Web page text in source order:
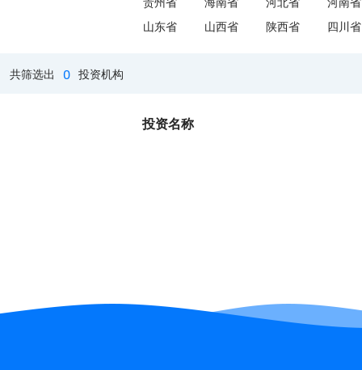
山东省
山西省 陕西省 四川省
共筛选出 0 投资机构
投资名称